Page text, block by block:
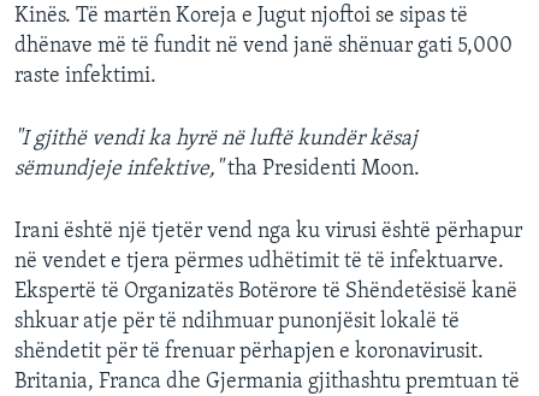
Kinës. Të martën Koreja e Jugut njoftoi se sipas të
dhënave më të fundit në vend janë shënuar gati 5,000
raste infektimi.
"I gjithë vendi ka hyrë në luftë kundër kësaj
sëmundjeje infektive,"tha Presidenti Moon.
Irani është një tjetër vend nga ku virusi është përhapur
në vendet e tjera përmes udhëtimit të të infektuarve.
Ekspertë të Organizatës Botërore të Shëndetësisë kanë
shkuar atje për të ndihmuar punonjësit lokalë të
shëndetit për të frenuar përhapjen e koronavirusit.
Britania, Franca dhe Gjermania gjithashtu premtuan të